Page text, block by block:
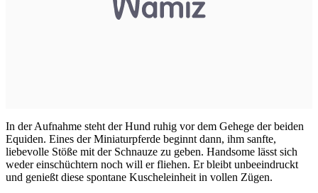
In der Aufnahme steht der Hund ruhig vor dem Gehege der beiden
Equiden. Eines der Miniaturpferde beginnt dann, ihm sanfte,
liebevolle Stöße mit der Schnauze zu geben. Handsome lässt sich
weder einschüchtern noch will er fliehen. Er bleibt unbeeindruckt
und genießt diese spontane Kuscheleinheit in vollen Zügen.